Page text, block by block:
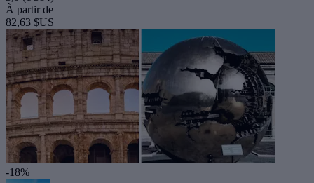
À partir de
82,63 $US
-18%